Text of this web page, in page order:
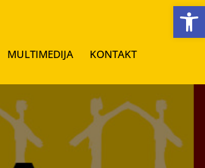
Open toolbar
MULTIMEDIJA KONTAKT